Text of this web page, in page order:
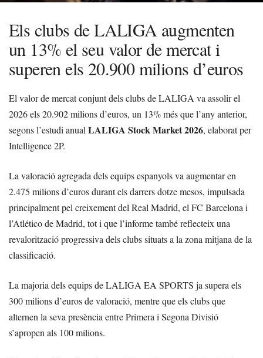
Els clubs de LALIGA augmenten
un 13% el seu valor de mercat i
superen els 20.900 milions d’euros
El valor de mercat conjunt dels clubs de LALIGA va assolir el
2026 els 20.902 milions d’euros, un 13% més que l’any anterior,
segons l’estudi anualLALIGA Stock Market 2026, elaborat per
Intelligence 2P.
La valoració agregada dels equips espanyols va augmentar en
2.475 milions d’euros durant els darrers dotze mesos, impulsada
principalment pel creixement del Real Madrid, el FC Barcelona i
l’Atlético de Madrid, tot i que l’informe també reflecteix una
revalorització progressiva dels clubs situats a la zona mitjana de la
classificació.
La majoria dels equips de LALIGA EA SPORTS ja supera els
300 milions d’euros de valoració, mentre que els clubs que
alternen la seva presència entre Primera i Segona Divisió
s’apropen als 100 milions.